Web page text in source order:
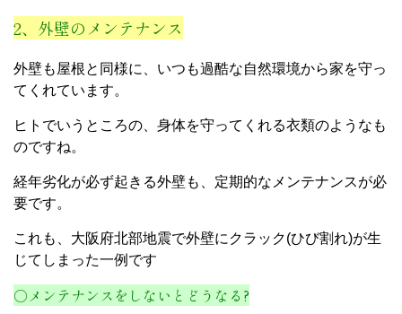
2、外壁のメンテナンス
外壁も屋根と同様に、いつも過酷な自然環境から家を守っ
てくれています。
ヒトでいうところの、身体を守ってくれる衣類のようなも
のですね。
経年劣化が必ず起きる外壁も、定期的なメンテナンスが必
要です。
これも、大阪府北部地震で外壁にクラック(ひび割れ)が生
じてしまった一例です
○メンテナンスをしないとどうなる?